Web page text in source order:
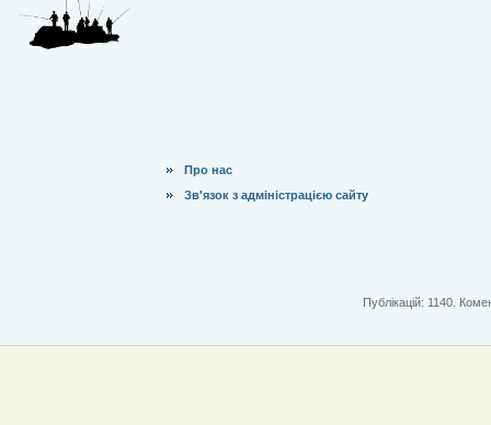
Про нас
Зв'язок з адміністрацією сайту
Публікацій: 1140.